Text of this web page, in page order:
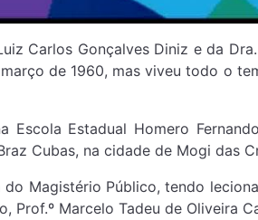
Carlos Gonçalves Diniz e da
de 1960, mas viveu todo o
Estadual Homero
Cubas, na cidade de Mogi das
Magistério Público, tendo
Prof.º Marcelo Tadeu de Oliveira